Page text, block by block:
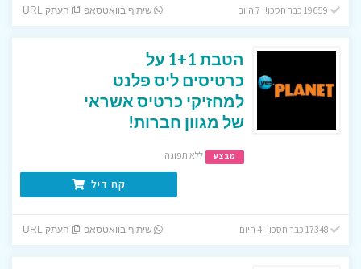
שיתוף בוואטסאפ העתק URL
הטבת 1+1 על
כרטיסים ליס פלנט
למחזיקי כרטיס אשראי
של מגוון חברות!
מבצע ללא תפוגה
קח דיל
17348 כבר חסכו! 4 היום שיתוף בוואטסאפ העתק URL